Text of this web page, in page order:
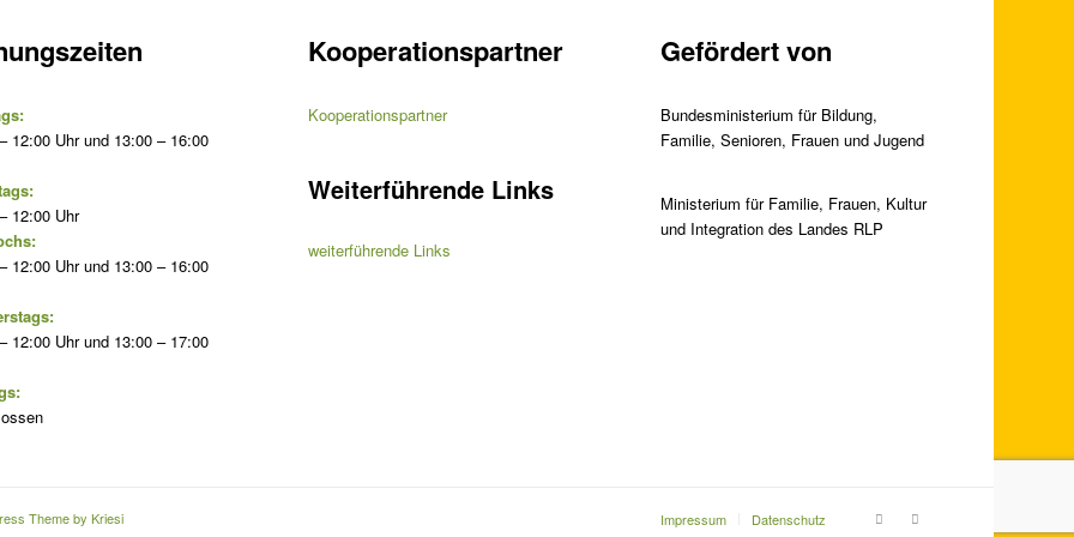
12:00 Uhr und 13:00 – 16:00
12:00 Uhr
12:00 Uhr und 13:00 – 16:00
12:00 Uhr und 13:00 – 17:00
Kooperationspartner
Kooperationspartner
Weiterführende Links
weiterführende Links
Gefördert von
Bundesministerium für Bildung,
Familie, Senioren, Frauen und Jugend
Ministerium für Familie, Frauen, Kultur
und Integration des Landes RLP
Theme by Kriesi Impressum Datenschutz